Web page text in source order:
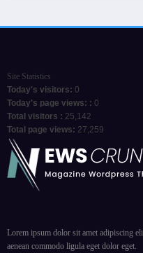
Site Statistics
Today's visitors: 0
Today's page views: : 0
Total visitors : 25,142
Total page views: 27,259
Lorem ipsum dolor sit amet adipiscing
aenean commodo ligula eget dolor eget.